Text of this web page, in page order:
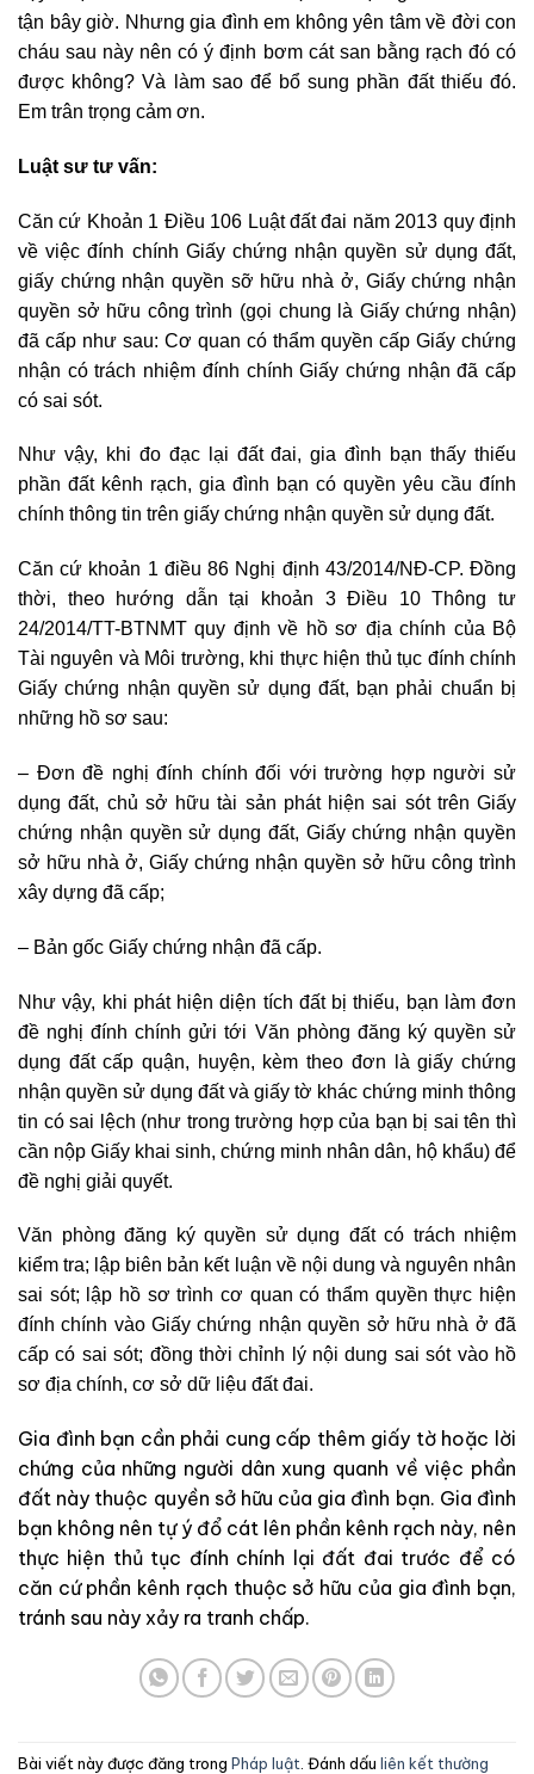
tận bây giờ. Nhưng gia đình em không yên tâm về đời con
cháu sau này nên có ý định bơm cát san bằng rạch đó có
được không? Và làm sao để bổ sung phần đất thiếu đó.
Em trân trọng cảm ơn.
Luật sư tư vấn:
Căn cứ Khoản 1 Điều 106 Luật đất đai năm 2013 quy định
về việc đính chính Giấy chứng nhận quyền sử dụng đất,
giấy chứng nhận quyền sỡ hữu nhà ở, Giấy chứng nhận
quyền sở hữu công trình (gọi chung là Giấy chứng nhận)
đã cấp như sau: Cơ quan có thẩm quyền cấp Giấy chứng
nhận có trách nhiệm đính chính Giấy chứng nhận đã cấp
có sai sót.
Như vậy, khi đo đạc lại đất đai, gia đình bạn thấy thiếu
phần đất kênh rạch, gia đình bạn có quyền yêu cầu đính
chính thông tin trên giấy chứng nhận quyền sử dụng đất.
Căn cứ khoản 1 điều 86 Nghị định 43/2014/NĐ-CP. Đồng
thời, theo hướng dẫn tại khoản 3 Điều 10 Thông tư
24/2014/TT-BTNMT quy định về hồ sơ địa chính của Bộ
Tài nguyên và Môi trường, khi thực hiện thủ tục đính chính
Giấy chứng nhận quyền sử dụng đất, bạn phải chuẩn bị
những hồ sơ sau:
– Đơn đề nghị đính chính đối với trường hợp người sử
dụng đất, chủ sở hữu tài sản phát hiện sai sót trên Giấy
chứng nhận quyền sử dụng đất, Giấy chứng nhận quyền
sở hữu nhà ở, Giấy chứng nhận quyền sở hữu công trình
xây dựng đã cấp;
– Bản gốc Giấy chứng nhận đã cấp.
Như vậy, khi phát hiện diện tích đất bị thiếu, bạn làm đơn
đề nghị đính chính gửi tới Văn phòng đăng ký quyền sử
dụng đất cấp quận, huyện, kèm theo đơn là giấy chứng
nhận quyền sử dụng đất và giấy tờ khác chứng minh thông
tin có sai lệch (như trong trường hợp của bạn bị sai tên thì
cần nộp Giấy khai sinh, chứng minh nhân dân, hộ khẩu) để
đề nghị giải quyết.
Văn phòng đăng ký quyền sử dụng đất có trách nhiệm
kiểm tra; lập biên bản kết luận về nội dung và nguyên nhân
sai sót; lập hồ sơ trình cơ quan có thẩm quyền thực hiện
đính chính vào Giấy chứng nhận quyền sở hữu nhà ở đã
cấp có sai sót; đồng thời chỉnh lý nội dung sai sót vào hồ
sơ địa chính, cơ sở dữ liệu đất đai.
Gia đình bạn cần phải cung cấp thêm giấy tờ hoặc lời
chứng của những người dân xung quanh về việc phần
đất này thuộc quyền sở hữu của gia đình bạn. Gia đình
bạn không nên tự ý đổ cát lên phần kênh rạch này, nên
thực hiện thủ tục đính chính lại đất đai trước để có
căn cứ phần kênh rạch thuộc sở hữu của gia đình bạn,
tránh sau này xảy ra tranh chấp.
Bài viết này được đăng trong Pháp luật . Đánh dấu liên kết thường